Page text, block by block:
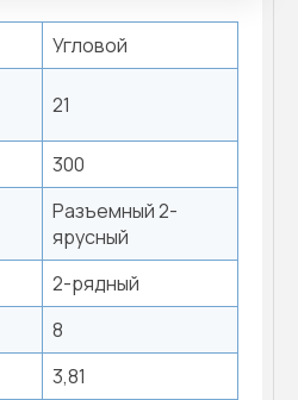
Угловой
21
300
Разъемный 2-
ярусный
2-рядный
8
3,81